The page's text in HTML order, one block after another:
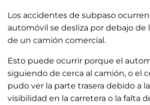
Los accidentes de subpaso
automóvil se desliza por debajo de
de un camión comercial.
Esto puede ocurrir porque el
siguiendo de cerca al camión, o el
pudo ver la parte trasera debido a
visibilidad en la carretera o la falta